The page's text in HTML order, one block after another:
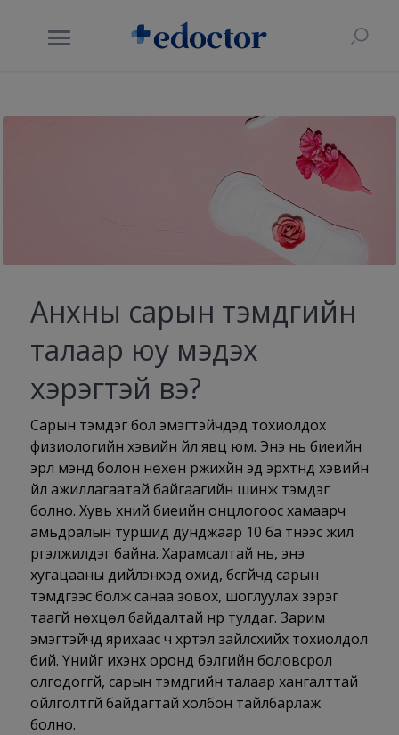
Анхны сарын тэмдгийн
талаар юу мэдэх
хэрэгтэй вэ?
Сарын тэмдэг бол эмэгтэйчүүдэд тохиолдох
физиологийн хэвийн үйл явц юм. Энэ нь биеийн
эрүүл мэнд болон нөхөн үржихүйн эд эрхтнүүд хэвийн
үйл ажиллагаатай байгаагийн шинж тэмдэг
болно. Хувь хүний биеийн онцлогоос хамаарч
амьдралын туршид дунджаар 10 ба түүнээс жил
үргэлжилдэг байна. Харамсалтай нь, энэ
хугацааны дийлэнхэд охид, бүсгүйчүүд сарын
тэмдгээс болж санаа зовох, шоглуулах зэрэг
таагүй нөхцөл байдалтай нүүр тулдаг. Зарим
эмэгтэйчүүд ярихаас ч хүртэл зайлсхийх тохиолдол
бий. Үүнийг ихэнх оронд бэлгийн боловсрол
олгодоггүй, сарын тэмдгийн талаар хангалттай
ойлголтгүй байдагтай холбон тайлбарлаж
болно.